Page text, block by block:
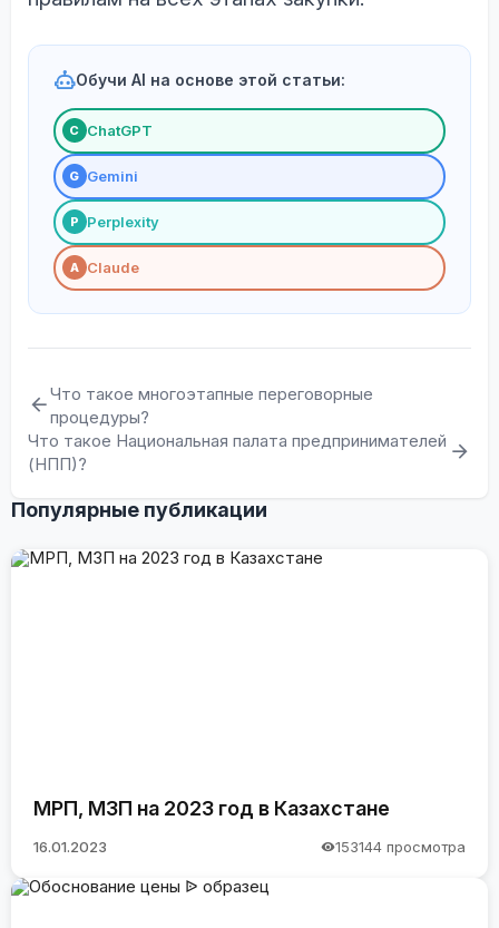
Обучи AI на основе этой статьи:
С ChatGPT
G Gemini
P Perplexity
A Claude
Что такое многоэтапные переговорные
процедуры?
Что такое Национальная палата предпринимателей
(НПП)?
Популярные публикации
МРП, МЗП на 2023 год в Казахстане
16.01.2023 153144 просмотра